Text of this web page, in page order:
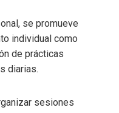
se promueve
individual como
de prácticas
diarias.
sesiones